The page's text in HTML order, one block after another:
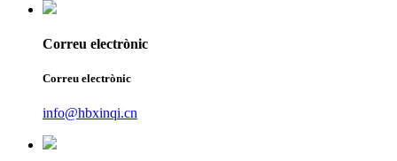
Correu electrònic
Correu electrònic
info@hbxinqi.cn